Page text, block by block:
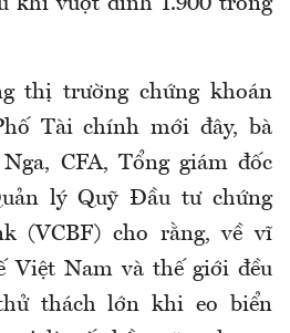
thị trường chứng khoán
Tài chính mới đây, bà
CFA, Tổng giám đốc
lý Quỹ Đầu tư chứng
(VCBF) cho rằng, về vĩ
Việt Nam và thế giới đều
thách lớn khi eo biển